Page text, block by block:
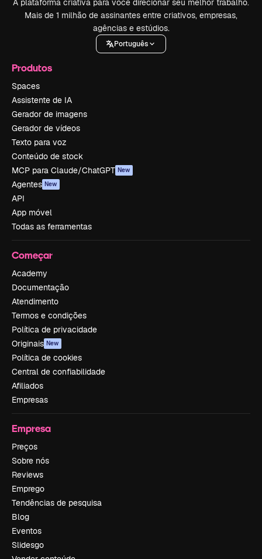
A plataforma criativa para você direcionar seu melhor trabalho.
Mais de 1 milhão de assinantes entre criativos, empresas,
agências e estúdios.
Português
Produtos
Spaces
Assistente de IA
Gerador de imagens
Gerador de vídeos
Texto para voz
Conteúdo de stock
MCP para Claude/ChatGPT New
Agentes New
API
App móvel
Todas as ferramentas
Começar
Academy
Documentação
Atendimento
Termos e condições
Política de privacidade
Originais New
Política de cookies
Central de confiabilidade
Afiliados
Empresas
Empresa
Preços
Sobre nós
Reviews
Emprego
Tendências de pesquisa
Blog
Eventos
Slidesgo